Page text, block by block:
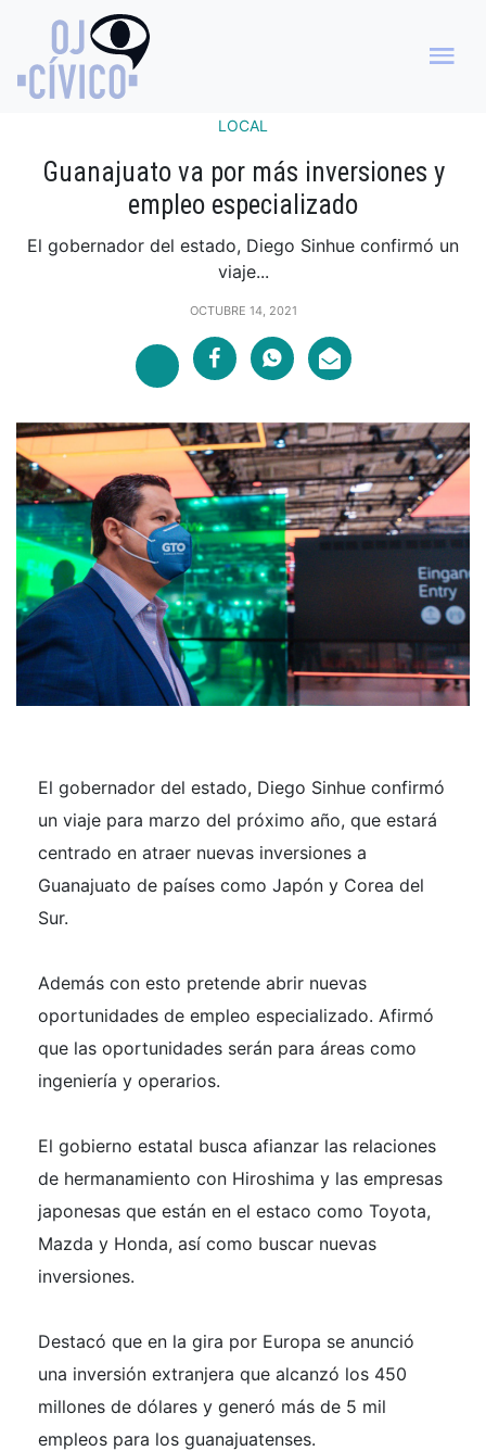
LOCAL
Guanajuato va por más inversiones y
empleo especializado
El gobernador del estado, Diego Sinhue confirmó un
viaje...
OCTUBRE 14, 2021
El gobernador del estado, Diego Sinhue confirmó
un viaje para marzo del próximo año, que estará
centrado en atraer nuevas inversiones a
Guanajuato de países como Japón y Corea del
Sur.
Además con esto pretende abrir nuevas
oportunidades de empleo especializado. Afirmó
que las oportunidades serán para áreas como
ingeniería y operarios.
El gobierno estatal busca afianzar las relaciones
de hermanamiento con Hiroshima y las empresas
japonesas que están en el estaco como Toyota,
Mazda y Honda, así como buscar nuevas
inversiones.
Destacó que en la gira por Europa se anunció
una inversión extranjera que alcanzó los 450
millones de dólares y generó más de 5 mil
empleos para los guanajuatenses.